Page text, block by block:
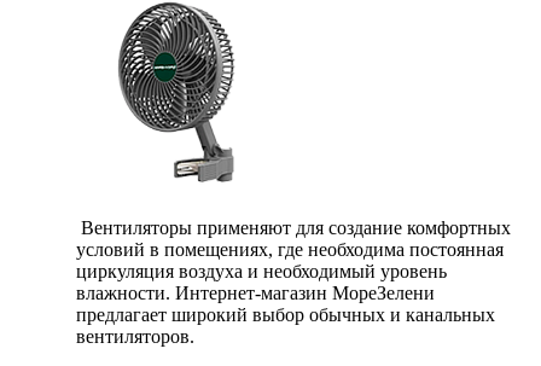
Вентиляторы применяют для создание комфортных
условий в помещениях, где необходима постоянная
циркуляция воздуха и необходимый уровень
влажности. Интернет-магазин МореЗелени
предлагает широкий выбор обычных и канальных
вентиляторов.